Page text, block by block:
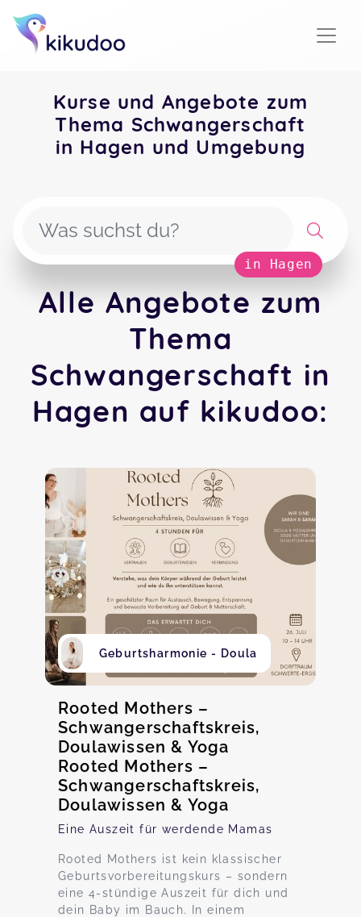
Kurse und Angebote zum
Thema Schwangerschaft
in Hagen und Umgebung
in Hagen
Alle Angebote zum
Thema
Schwangerschaft in
Hagen auf kikudoo:
Geburtsharmonie - Doula
Rooted Mothers –
Schwangerschaftskreis,
Doulawissen & Yoga
Rooted Mothers –
Schwangerschaftskreis,
Doulawissen & Yoga
Eine Auszeit für werdende Mamas
Rooted Mothers ist kein klassischer
Geburtsvorbereitungskurs – sondern
eine 4-stündige Auszeit für dich und
dein Baby im Bauch. In einem